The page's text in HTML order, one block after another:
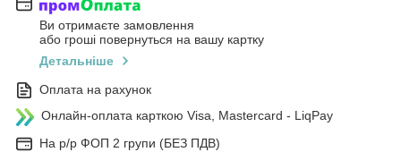
Ви отримаєте замовлення
або гроші повернуться на вашу картку
Детальніше
Оплата на рахунок
Онлайн-оплата карткою Visa, Mastercard - LiqPay
На р/р ФОП 2 групи (БЕЗ ПДВ)